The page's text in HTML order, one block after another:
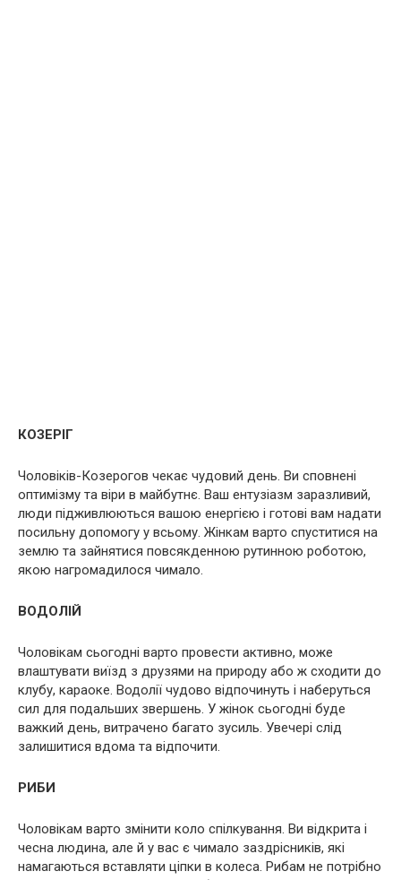
КОЗЕРІГ
Чоловіків-Козерогов чекає чудовий день. Ви сповнені
оптимізму та віри в майбутнє. Ваш ентузіазм заразливий,
люди підживлюються вашою енергією і готові вам надати
посильну допомогу у всьому. Жінкам варто спуститися на
землю та зайнятися повсякденною рутинною роботою,
якою нагромадилося чимало.
ВОДОЛІЙ
Чоловікам сьогодні варто провести активно, може
влаштувати виїзд з друзями на природу або ж сходити до
клубу, караоке. Водолії чудово відпочинуть і наберуться
сил для подальших звершень. У жінок сьогодні буде
важкий день, витрачено багато зусиль. Увечері слід
залишитися вдома та відпочити.
РИБИ
Чоловікам варто змінити коло спілкування. Ви відкрита і
чесна людина, але й у вас є чимало заздрісників, які
намагаються вставляти ціпки в колеса. Рибам не потрібно